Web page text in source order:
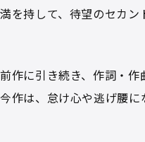
満を持して、待望のセカ
前作に引き続き、作詞・作
今作は、怠け心や逃げ腰に